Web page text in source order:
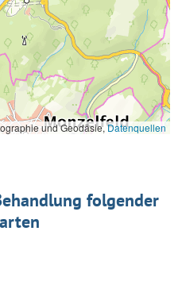
und Geodäsie,Datenquellen
folgender